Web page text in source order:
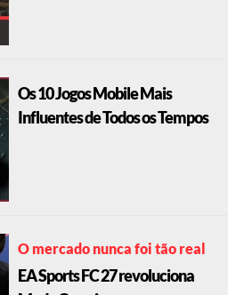
Os 10 Jogos Mobile Mais
Influentes de Todos os Tempos
O mercado nunca foi tão real
EA Sports FC 27 revoluciona